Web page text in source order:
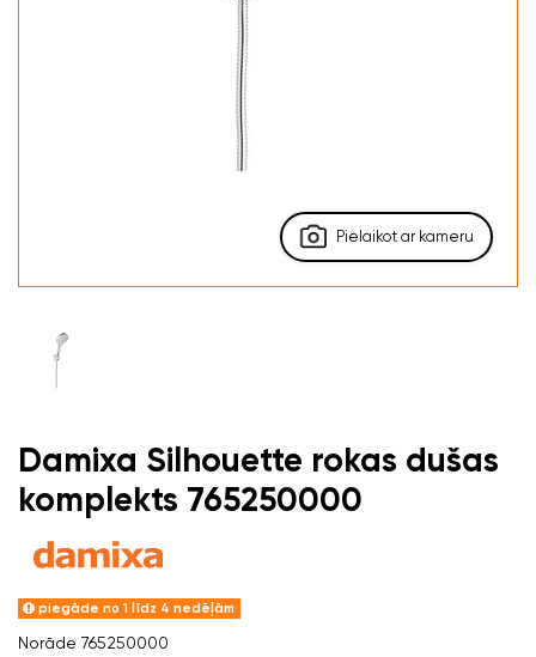
Pielaikot ar kameru
Damixa Silhouette rokas dušas
komplekts 765250000
piegāde no 1 līdz 4 nedēļām
Norāde 765250000